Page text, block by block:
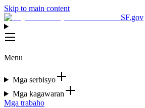
Skip to main content
SF.gov
Menu
Mga serbisyo
Mga kagawaran
Mga trabaho